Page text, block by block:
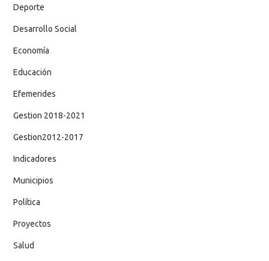
Deporte
Desarrollo Social
Economía
Educación
Efemerides
Gestion 2018-2021
Gestion2012-2017
Indicadores
Municipios
Política
Proyectos
Salud